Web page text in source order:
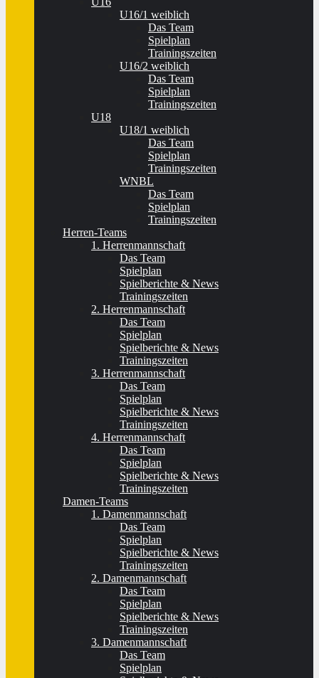
U16/1 weiblich
Das Team
Spielplan
Trainingszeiten
U16/2 weiblich
Das Team
Spielplan
Trainingszeiten
U18
U18/1 weiblich
Das Team
Spielplan
Trainingszeiten
WNBL
Das Team
Spielplan
Trainingszeiten
Herren-Teams
1. Herrenmannschaft
Das Team
Spielplan
Spielberichte & News
Trainingszeiten
2. Herrenmannschaft
Das Team
Spielplan
Spielberichte & News
Trainingszeiten
3. Herrenmannschaft
Das Team
Spielplan
Spielberichte & News
Trainingszeiten
4. Herrenmannschaft
Das Team
Spielplan
Spielberichte & News
Trainingszeiten
Damen-Teams
1. Damenmannschaft
Das Team
Spielplan
Spielberichte & News
Trainingszeiten
2. Damenmannschaft
Das Team
Spielplan
Spielberichte & News
Trainingszeiten
3. Damenmannschaft
Das Team
Spielplan